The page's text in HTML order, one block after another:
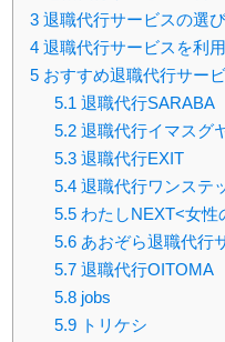
3 退職代行サービスの選
4 退職代行サービスを利
5 おすすめ退職代行サー
5.1 退職代行SARABA
5.2 退職代行イマスグ
5.3 退職代行EXIT
5.4 退職代行ワンステ
5.5 わたしNEXT<女性
5.6 あおぞら退職代行
5.7 退職代行OITOMA
5.8 jobs
5.9 トリケシ